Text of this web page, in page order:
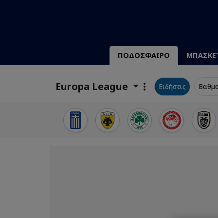
ΠΟΔΟΣΦΑΙΡΟ
Europa League Ειδήσεις